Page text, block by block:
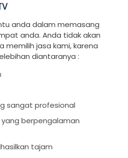
anda dalam memasang
anda. Anda tidak akan
memilih jasa kami, karena
diantaranya :
sangat profesional
yang berpengalaman
tajam